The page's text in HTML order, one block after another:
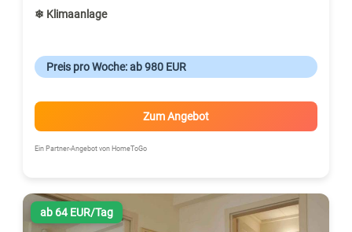
❄ Klimaanlage
Preis pro Woche: ab 980 EUR
Zum Angebot
Ein Partner-Angebot von HomeToGo
ab 64 EUR/Tag